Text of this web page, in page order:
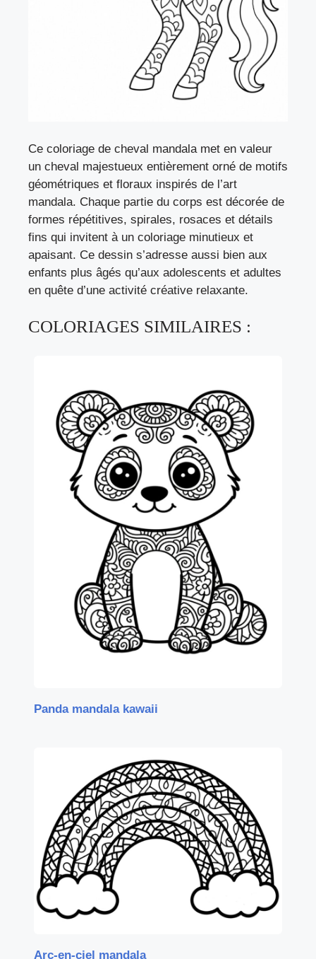
Ce coloriage de cheval mandala met en valeur
un cheval majestueux entièrement orné de motifs
géométriques et floraux inspirés de l’art
mandala. Chaque partie du corps est décorée de
formes répétitives, spirales, rosaces et détails
fins qui invitent à un coloriage minutieux et
apaisant. Ce dessin s’adresse aussi bien aux
enfants plus âgés qu’aux adolescents et adultes
en quête d’une activité créative relaxante.
COLORIAGES SIMILAIRES :
Panda mandala kawaii
Arc-en-ciel mandala